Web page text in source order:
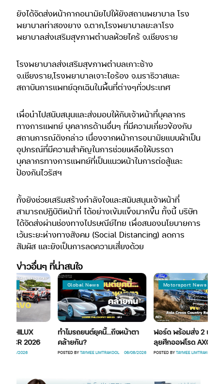
ยังได้จัดส่งหน้ากากอนามัยไปให้ยังสถานพยาบาล โรง
พยาบาลท่าสองยาง จ.ตาก,โรงพยาบาลยะลาโรง
พยาบาลส่งเสริมสุขภาพตำบลห้วยไคร้ จ.เชียงราย
โรงพยาบาลส่งเสริมสุขภาพตำบลเกาะช้าง
จ.เชียงราย,โรงพยาบาลเจาะไอร้อง จ.นราธิวาสและ
สถาบันการแพทย์ฉุกเฉินในพื้นที่ต่างๆทั่วประเทศ
เพื่อนำไปสนับสนุนและส่งมอบให้กับเจ้าหน้าที่บุคลากร
ทางการแพทย์ บุคลากรด้านอื่นๆ ที่มีความเกี่ยวข้องกับ
สถานการณ์ดังกล่าว เนื่องจากหน้าการอนามัยแบบผ้าเป็น
อุปกรณ์ที่มีความสำคัญในการช่วยเหลือให้บรรดา
บุคลากรทางการแพทย์ที่เป็นแนวหน้าในการต่อสู้และ
ป้องกันไวรัสฯ
ทั้งยังช่วยเสริมสร้างกำลังใจและสนับสนุนเจ้าหน้าที่
สามารถปฏิบัติหน้าที่ ได้อย่างเข้มแข็งมากขึ้น ทั้งนี้ บริษัท
ได้จัดส่งผ่านช่องทางไปรษณีย์ไทย เพื่อสนองนโยบายการ
เว้นระยะห่างทางสังคม (Social Distancing) ลดการ
สัมผัส และยังเป็นการลดความเสี่ยงด้วย
ข่าวอื่นๆ ที่น่าสนใจ
ง HILUX
2026
07/08/2026
Global News
ทำไมรถยนต์ยุคนี้…ถึงหน้าตา
คล้ายกัน?
POSTED BYTAYMEE LIMTRAKOOL 06/08/2026
Motorsport News
ฟอร์ด พร้อมส่ง 2 แร็พ
ลุยศึกออฟโรด AXCR
POSTED BY TAYMEE LIMTRAKOOL